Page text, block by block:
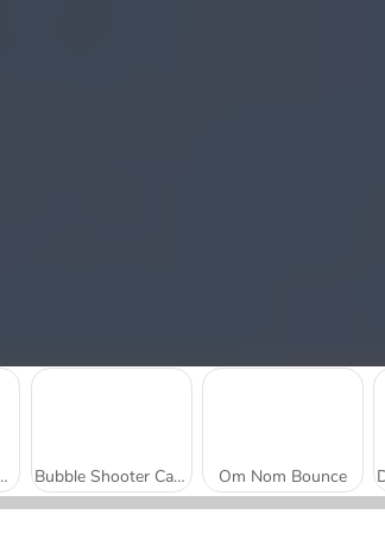
alquimia Bubble Shooter Candy Om Nom Bounce